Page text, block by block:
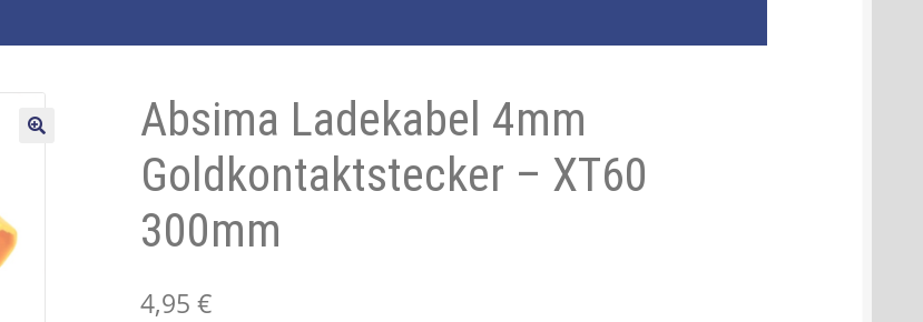
Absima Ladekabel 4mm
Goldkontaktstecker – XT60
300mm
4,95 €